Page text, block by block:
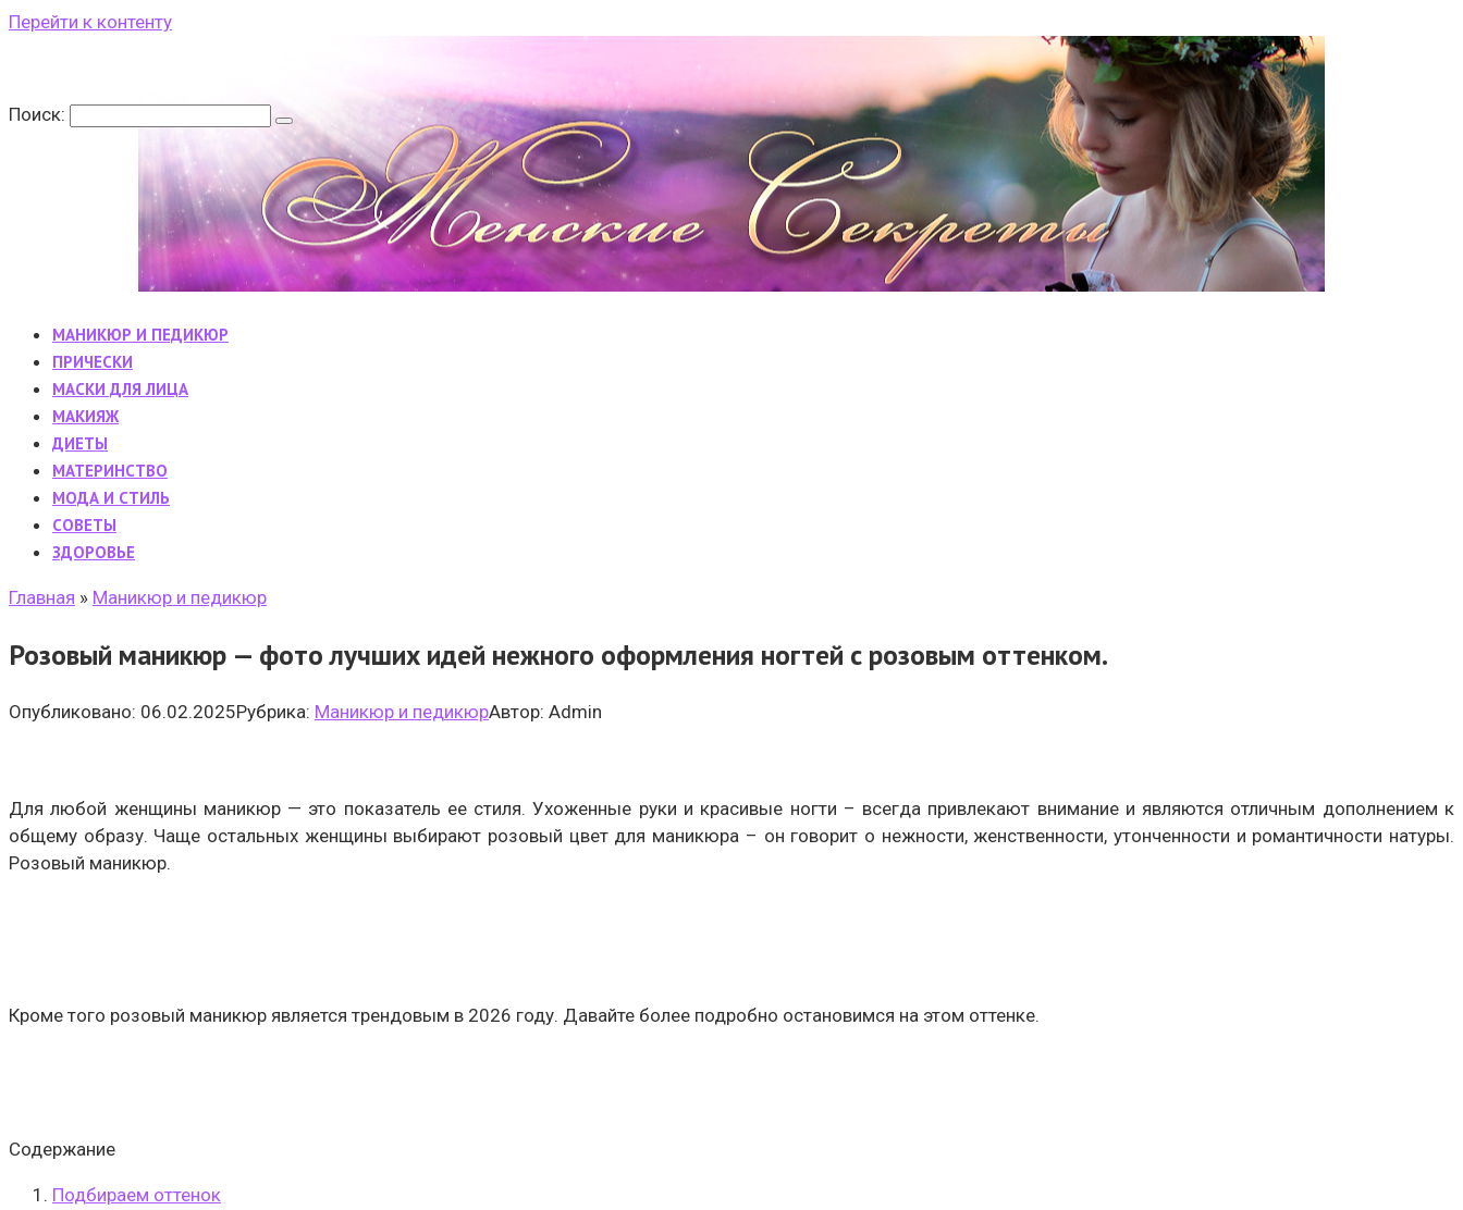
Перейти к контенту
Поиск:
МАНИКЮР И ПЕДИКЮР
ПРИЧЕСКИ
МАСКИ ДЛЯ ЛИЦА
МАКИЯЖ
ДИЕТЫ
МАТЕРИНСТВО
МОДА И СТИЛЬ
CОВЕТЫ
ЗДОРОВЬЕ
Главная » Маникюр и педикюр
Розовый маникюр — фото лучших идей нежного оформления ногтей с розовым оттенком.
Опубликовано: 06.02.2025Рубрика: Маникюр и педикюрАвтор: Admin
Для любой женщины маникюр — это показатель ее стиля. Ухоженные руки и красивые ногти – всегда привлекают внимание и являются отличным дополнением к
общему образу. Чаще остальных женщины выбирают розовый цвет для маникюра – он говорит о нежности, женственности, утонченности и романтичности натуры.
Розовый маникюр.
Кроме того розовый маникюр является трендовым в 2026 году. Давайте более подробно остановимся на этом оттенке.
Содержание
Подбираем оттенок